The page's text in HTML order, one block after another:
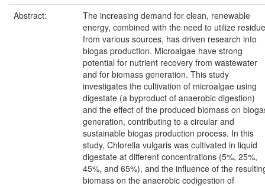
Abstract:
The increasing demand for clean, renewable
energy, combined with the need to utilize
from various sources, has driven research into
biogas production. Microalgae have strong
potential for nutrient recovery from wastewater
and for biomass generation. This study
investigates the cultivation of microalgae using
digestate (a byproduct of anaerobic digestion)
and the effect of the produced biomass on
generation, contributing to a circular and
sustainable biogas production process. In this
study, Chlorella vulgaris was cultivated in liquid
digestate at different concentrations (5%, 25%,
45%, and 65%), and the influence of the
biomass on the anaerobic codigestion of